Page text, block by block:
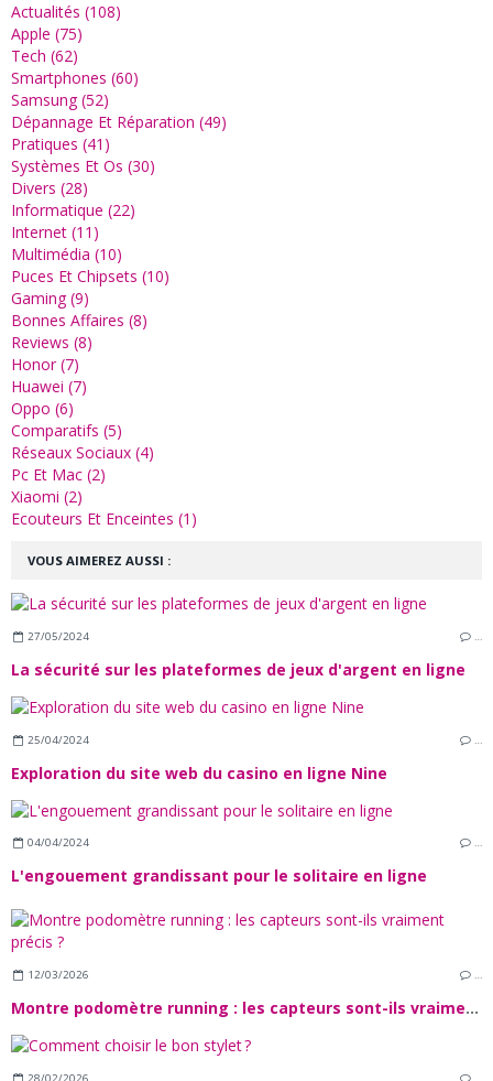
VOUS AIMEREZ AUSSI :
27/05/2024 …
La sécurité sur les plateformes de jeux d'argent en ligne
25/04/2024 …
Exploration du site web du casino en ligne Nine
04/04/2024 …
L'engouement grandissant pour le solitaire en ligne
12/03/2026 …
Montre podomètre running : les capteurs sont-ils vraiment précis ?
28/02/2026
Actualités (108)
Apple (75)
Tech (62)
Smartphones (60)
Samsung (52)
Dépannage Et Réparation (49)
Pratiques (41)
Systèmes Et Os (30)
Divers (28)
Informatique (22)
Internet (11)
Multimédia (10)
Puces Et Chipsets (10)
Gaming (9)
Bonnes Affaires (8)
Reviews (8)
Honor (7)
Huawei (7)
Oppo (6)
Comparatifs (5)
Réseaux Sociaux (4)
Pc Et Mac (2)
Xiaomi (2)
Ecouteurs Et Enceintes (1)